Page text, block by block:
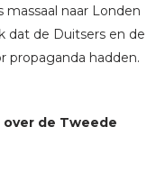
naar Londen
dat de Duitsers en de
propaganda hadden.
de Tweede